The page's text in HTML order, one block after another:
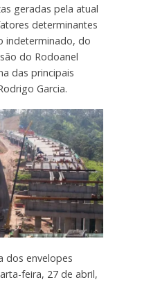
geradas pela atual
determinantes
indeterminado, do
do Rodoanel
das principais
Garcia.
dos envelopes
feira, 27 de abril,